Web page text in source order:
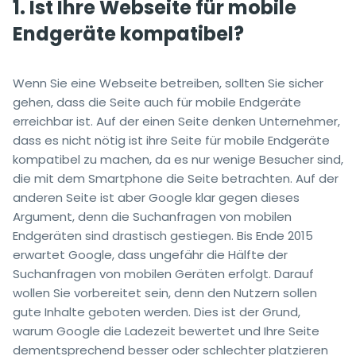
1. Ist Ihre Webseite für mobile
Endgeräte kompatibel?
Wenn Sie eine Webseite betreiben, sollten Sie sicher
gehen, dass die Seite auch für mobile Endgeräte
erreichbar ist. Auf der einen Seite denken Unternehmer,
dass es nicht nötig ist ihre Seite für mobile Endgeräte
kompatibel zu machen, da es nur wenige Besucher sind,
die mit dem Smartphone die Seite betrachten. Auf der
anderen Seite ist aber Google klar gegen dieses
Argument, denn die Suchanfragen von mobilen
Endgeräten sind drastisch gestiegen. Bis Ende 2015
erwartet Google, dass ungefähr die Hälfte der
Suchanfragen von mobilen Geräten erfolgt. Darauf
wollen Sie vorbereitet sein, denn den Nutzern sollen
gute Inhalte geboten werden. Dies ist der Grund,
warum Google die Ladezeit bewertet und Ihre Seite
dementsprechend besser oder schlechter platzieren